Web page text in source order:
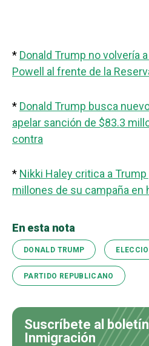
* Donald Trump no volvería
Powell al frente de la
* Donald Trump busca
apelar sanción de $83.3
contra
* Nikki Haley critica a
millones de su campaña en
En esta nota
DONALD TRUMP
PARTIDO REPUBLICANO
Suscríbete al
Inmigración